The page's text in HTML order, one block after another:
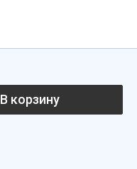
В корзину